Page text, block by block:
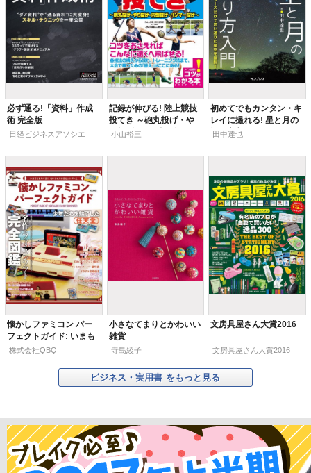
必ず通る!「資料」作成
術 完全版
日経ビジネスアソシエ
記録が伸びる! 陸上競技
投てき ～砲丸投げ・や
り投げ・円盤投げ・ハン
小山裕三
初めてでもカンタン・キ
レイに撮れる! 星と月の
撮り方入門
田中達也
懐かしファミコン パー
フェクトガイド: いまも
あそべる せいしゅんの8
株式会社QBQ
小さなてまりとかわいい
雑貨
寺島綾子
文房具屋さん大賞2016
文房具屋さん大賞2016
ビジネス・実用書 をもっと見る